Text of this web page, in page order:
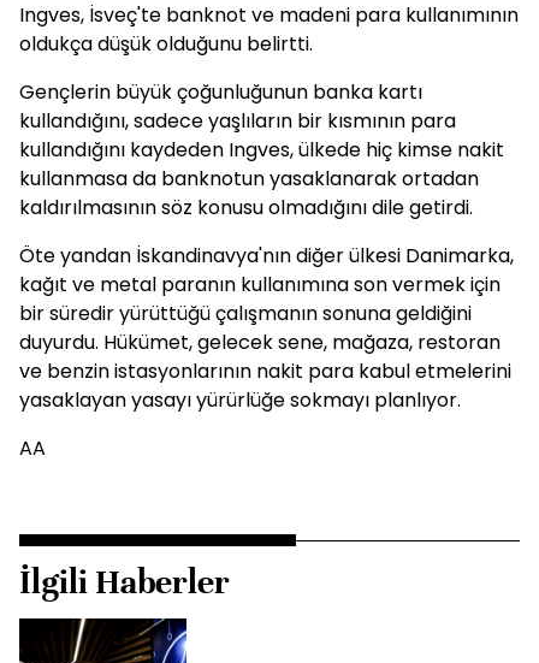
Ingves, İsveç'te banknot ve madeni para kullanımının
oldukça düşük olduğunu belirtti.
Gençlerin büyük çoğunluğunun banka kartı
kullandığını, sadece yaşlıların bir kısmının para
kullandığını kaydeden Ingves, ülkede hiç kimse nakit
kullanmasa da banknotun yasaklanarak ortadan
kaldırılmasının söz konusu olmadığını dile getirdi.
Öte yandan İskandinavya'nın diğer ülkesi Danimarka,
kağıt ve metal paranın kullanımına son vermek için
bir süredir yürüttüğü çalışmanın sonuna geldiğini
duyurdu. Hükümet, gelecek sene, mağaza, restoran
ve benzin istasyonlarının nakit para kabul etmelerini
yasaklayan yasayı yürürlüğe sokmayı planlıyor.
AA
İlgili Haberler